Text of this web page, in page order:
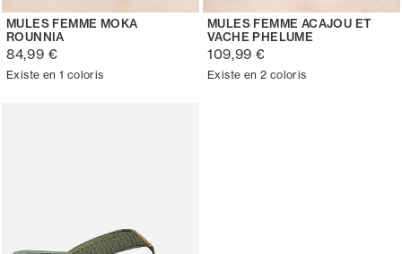
MULES FEMME MOKA
ROUNNIA
84,99 €
Existe en 1 coloris
MULES FEMME ACAJOU ET
VACHE PHELUME
109,99 €
Existe en 2 coloris